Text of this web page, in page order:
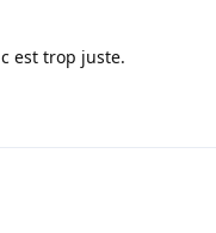
est trop juste.